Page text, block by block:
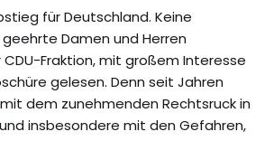
für Deutschland. Keine
Damen und Herren
Fraktion, mit großem Interesse
gelesen. Denn seit Jahren
dem zunehmenden Rechtsruck in
insbesondere mit den Gefahren,